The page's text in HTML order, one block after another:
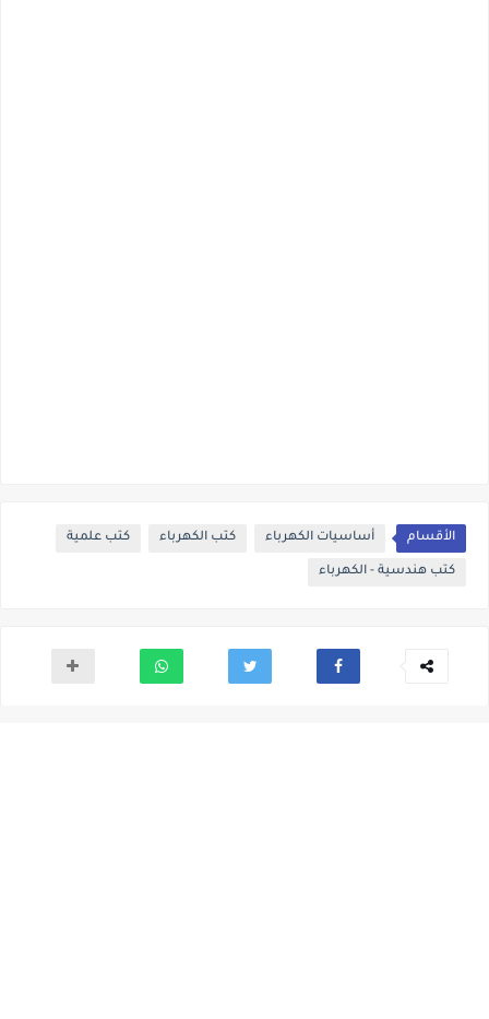
الأقسام أساسيات الكهرباء كتب الكهرباء كتب علمية
كتب هندسية - الكهرباء